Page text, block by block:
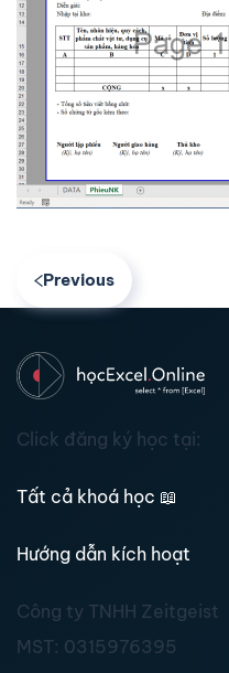
Previous
Click đăng ký học tại:
Tất cả khoá học 📖
Hướng dẫn kích hoạt
Công ty TNHH Zeitgeist
MST: 0315976395